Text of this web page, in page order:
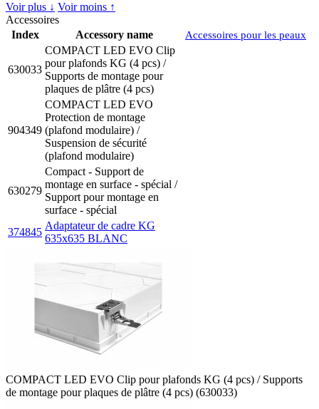
Voir plus ↓ Voir moins ↑
Accessoires
Accessoires pour les peaux
Index Accessory name
630033
COMPACT LED EVO Clip
pour plafonds KG (4 pcs) /
Supports de montage pour
plaques de plâtre (4 pcs)
904349
COMPACT LED EVO
Protection de montage
(plafond modulaire) /
Suspension de sécurité
(plafond modulaire)
630279
Compact - Support de
montage en surface - spécial /
Support pour montage en
surface - spécial
374845
Adaptateur de cadre KG
635x635 BLANC
COMPACT LED EVO Clip pour plafonds KG (4 pcs) / Supports
de montage pour plaques de plâtre (4 pcs) (630033)